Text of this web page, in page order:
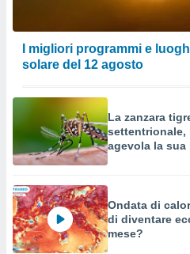
I migliori programmi e
solare del 12 agosto
La zanzara
settentrionale,
agevola la
Ondata di
di diventare
mese?